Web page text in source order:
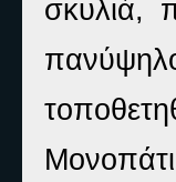
σκυλιά,